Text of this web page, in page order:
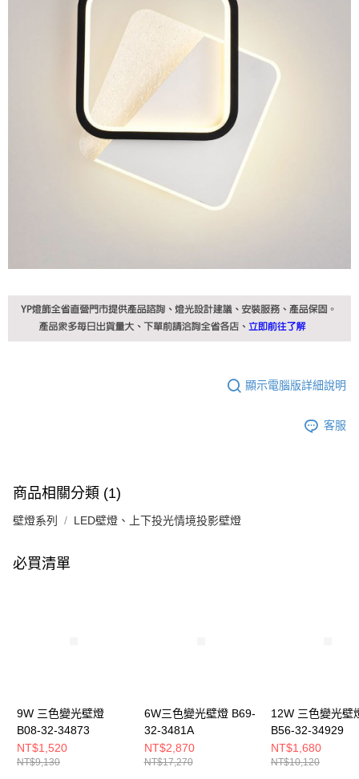
顯示電腦版詳細說明
客服
商品相關分類 (1)
壁燈系列 LED壁燈、上下投光情境投影壁燈
必買清單
9W 三色變光壁燈
B08-32-34873
NT$1,520
NT$9,130
6W三色變光壁燈 B69-
32-3481A
NT$2,870
NT$17,270
12W 三色變光壁
B56-32-34929
NT$1,680
NT$10,120